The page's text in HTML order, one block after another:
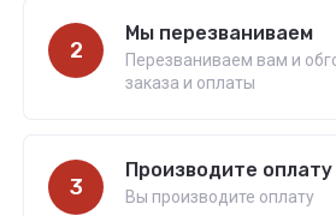
2
Мы перезваниваем
Перезваниваем вам и
заказа и оплаты
3
Производите оплату
Вы производите оплату